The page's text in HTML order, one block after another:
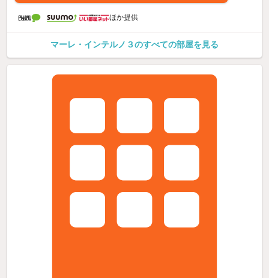
ほか提供
マーレ・インテルノ３のすべての部屋を見る